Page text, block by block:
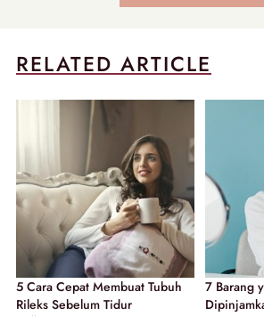
RELATED ARTICLE
5 Cara Cepat Membuat Tubuh
Rileks Sebelum Tidur
7 Barang